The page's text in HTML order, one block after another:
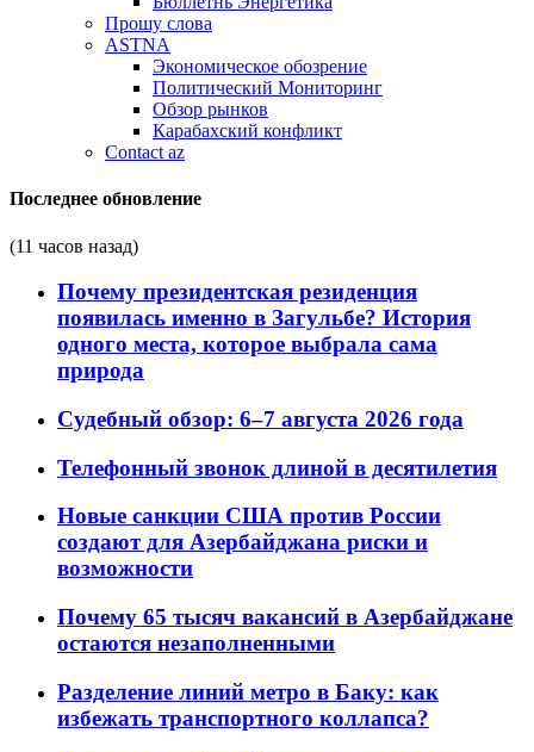
Прошу слова
ASTNA
Экономическое обозрение
Политический Мониторинг
Обзор рынков
Карабахский конфликт
Contact az
Последнее обновление
(11 часов назад)
Почему президентская резиденция
появилась именно в Загульбе? История
одного места, которое выбрала сама
природа
Судебный обзор: 6–7 августа 2026 года
Телефонный звонок длиной в десятилетия
Новые санкции США против России
создают для Азербайджана риски и
возможности
Почему 65 тысяч вакансий в Азербайджане
остаются незаполненными
Разделение линий метро в Баку: как
избежать транспортного коллапса?